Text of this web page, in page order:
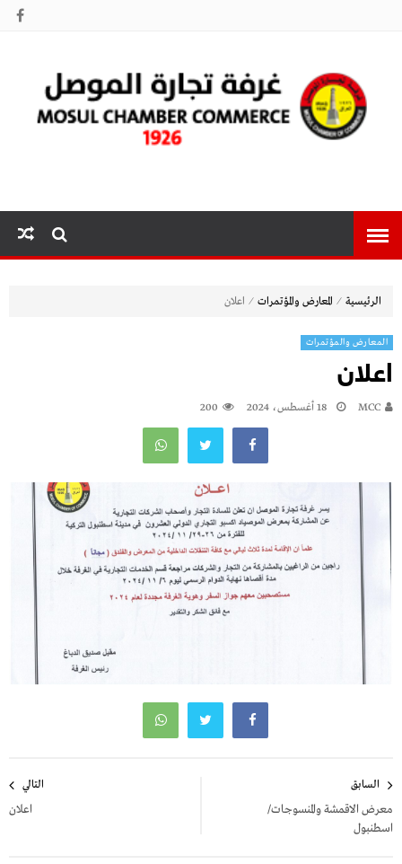
الموصل
الرئيسية ⁄ المعارض والمؤتمرات ⁄ اعلان
المعارض والمؤتمرات
اعلان
MCC 18 أغسطس، 2024 200
المقالات
السابق
معرض الاقمشة والمنسوجات/
اسطنبول
التالي
اعلان